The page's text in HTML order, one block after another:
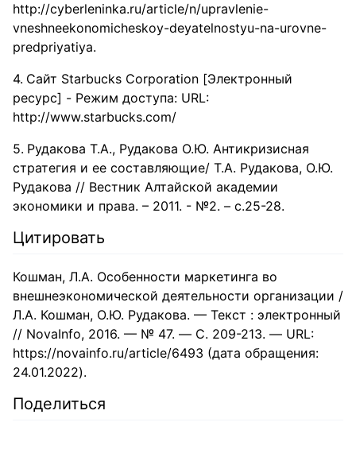
http://cyberleninka.ru/article/n/upravlenie-
vneshneekonomicheskoy-deyatelnostyu-na-urovne-
predpriyatiya.
Сайт Starbucks Corporation [Электронный
ресурс] - Режим доступа: URL:
http://www.starbucks.com/
Рудакова Т.А., Рудакова О.Ю. Антикризисная
стратегия и ее составляющие/ Т.А. Рудакова, О.Ю.
Рудакова // Вестник Алтайской академии
экономики и права. – 2011. - №2. – с.25-28.
Цитировать
Кошман, Л.А. Особенности маркетинга во
внешнеэкономической деятельности организации /
Л.А. Кошман, О.Ю. Рудакова. — Текст : электронный
// NovaInfo, 2016. — № 47. — С. 209-213. — URL:
https://novainfo.ru/article/6493 (дата обращения:
24.01.2022).
Поделиться